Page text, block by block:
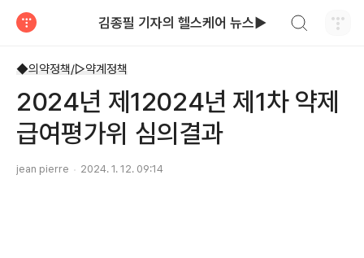
김종필 기자의 헬스케어 뉴스▶
◆의약정책/▷약계정책
2024년 제12024년 제1차 약제
급여평가위 심의결과
jean pierre 2024. 1. 12. 09:14